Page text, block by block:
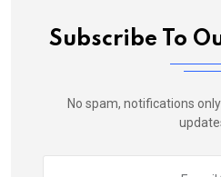
Subscribe To
No spam, notifications